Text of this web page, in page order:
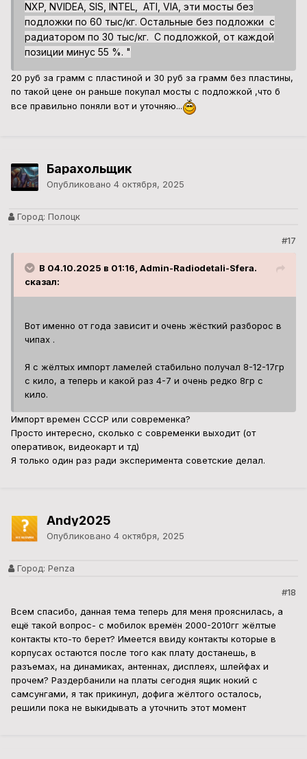
NXP, NVIDEA, SIS, INTEL, ATI, VIA, эти мосты без
подложки по 60 тыс/кг. Остальные без подложки с
радиатором по 30 тыс/кг. С подложкой, от каждой
позиции минус 55 %. "
20 руб за грамм с пластиной и 30 руб за грамм без пластины,
по такой цене он раньше покупал мосты с подложкой ,что б
все правильно поняли вот и уточняю...
Барахольщик
Опубликовано 4 октября, 2025
Город: Полоцк
#17
В 04.10.2025 в 01:16, Admin-Radiodetali-Sfera.
сказал:
Вот именно от года зависит и очень жёсткий разборос в
чипах .
Я с жёлтых импорт ламелей стабильно получал 8-12-17гр
с кило, а теперь и какой раз 4-7 и очень редко 8гр с
кило.
Импорт времен СССР или современка?
Просто интересно, сколько с современки выходит (от
оперативок, видеокарт и тд)
Я только один раз ради эксперимента советские делал.
Andy2025
Опубликовано 4 октября, 2025
Город: Penza
#18
Всем спасибо, данная тема теперь для меня прояснилась, а
ещё такой вопрос- с мобилок времён 2000-2010гг жёлтые
контакты кто-то берет? Имеется ввиду контакты которые в
корпусах остаются после того как плату достанешь, в
разъемах, на динамиках, антеннах, дисплеях, шлейфах и
прочем? Раздербанили на платы сегодня ящик нокий с
самсунгами, я так прикинул, дофига жёлтого осталось,
решили пока не выкидывать а уточнить этот момент